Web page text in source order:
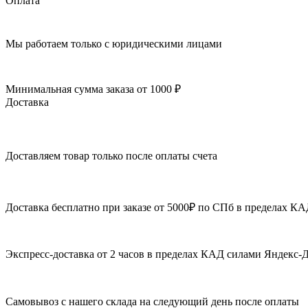
Мы работаем только с юридическими лицами
Минимальная сумма заказа от 1000 ₽
Доставка
Доставляем товар только после оплаты счета
Доставка бесплатно при заказе от 5000₽ по СПб в пределах
Экспресс-доставка от 2 часов в пределах КАД силами Яндекс-
Самовывоз с нашего склада на следующий день после оплаты